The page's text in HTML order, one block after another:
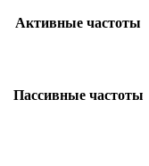
Активные частоты
Пассивные частоты